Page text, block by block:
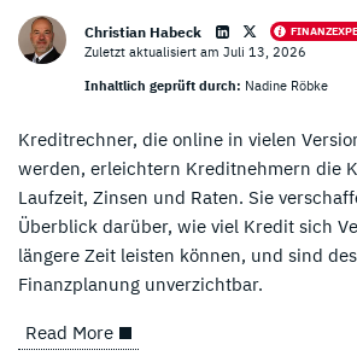
Christian Habeck
Zuletzt aktualisiert am Juli 13, 2026
Inhaltlich geprüft durch: Nadine Röbke
Kreditrechner, die online in vielen
werden, erleichtern Kreditnehmern die
Laufzeit, Zinsen und Raten. Sie
Überblick darüber, wie viel Kredit sich
längere Zeit leisten können, und sind
Finanzplanung unverzichtbar.
Read More